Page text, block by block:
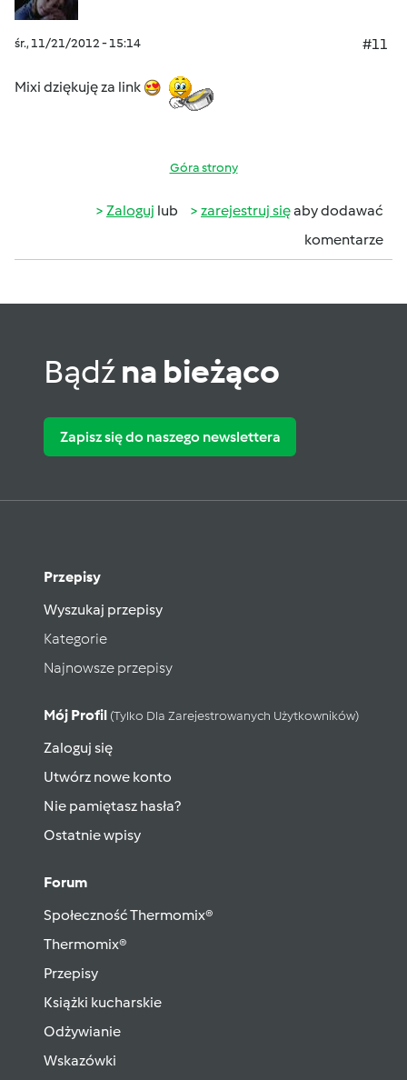
śr., 11/21/2012 - 15:14 #11
Mixi dziękuję za link
Góra strony
Zaloguj lub zarejestruj sięaby dodawać
komentarze
Bądźna bieżąco
Zapisz się do naszego newslettera
Przepisy
Wyszukaj przepisy
Kategorie
Najnowsze przepisy
Mój Profil (tylko Dla Zarejestrowanych Użytkowników)
Zaloguj się
Utwórz nowe konto
Nie pamiętasz hasła?
Ostatnie wpisy
Forum
Społeczność Thermomix®
Thermomix®
Przepisy
Książki kucharskie
Odżywianie
Wskazówki